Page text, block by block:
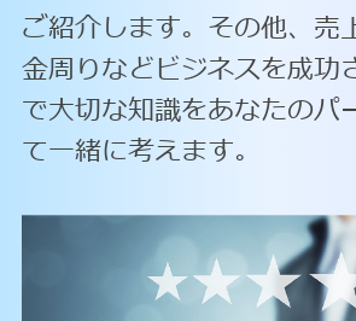
ご紹介します。その他、売
金周りなどビジネスを成功
で大切な知識をあなたのパ
て一緒に考えます。